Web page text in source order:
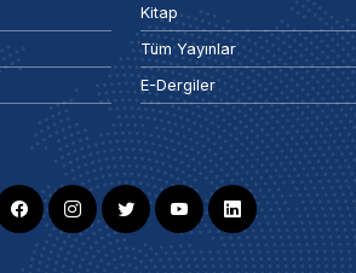
Kitap
Tüm Yayınlar
E-Dergiler